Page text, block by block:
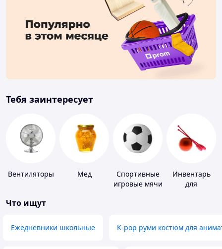
Тебя заинтересует
Вентиляторы Мед
Спортивные
игровые мячи
Инвентарь
для
Что ищут
Ежедневники школьные K-pop руми костюм для